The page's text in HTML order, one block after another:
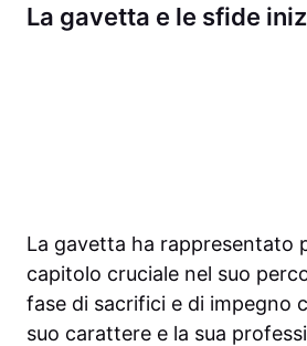
La gavetta e le sfide
La gavetta ha rappresentato
capitolo cruciale nel suo
fase di sacrifici e di impegno
suo carattere e la sua